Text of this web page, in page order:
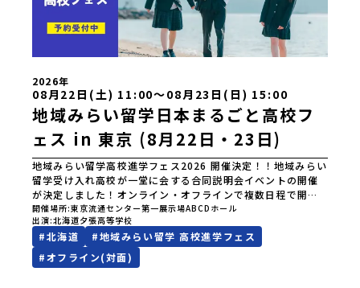
2026年
08月22日(土) 11:00〜08月23日(日) 15:00
地域みらい留学日本まるごと高校フ
ェス in 東京 (8月22日・23日)
地域みらい留学高校進学フェス2026 開催決定！！地域みらい
留学受け入れ高校が一堂に会する合同説明会イベントの開催
が決定しました！オンライン・オフラインで複数日程で開催
いたしますので、奮ってご参加ください。皆様にお会いでき
ますことを楽しみにしております。ページ下の「申し込む」
ボタンより事前予約をお願いいたします。\ 地域みらい留学高
校進学フェス in 東京 (8月22日・23日)/日時2026年8月22日
(土)11:00-17:00 8月23日(日)10:30-15:00場所東京
開催場所 東京流通センター第一展示場ABCDホール
出演 北海道夕張高等学校
#北海道 #地域みらい留学 高校進学フェス
#オフライン(対面)